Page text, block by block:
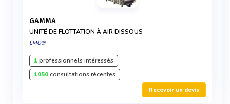
GAMMA
UNITÉ DE FLOTTATION À AIR DISSOUS
EMO®
1professionnels intéressés
1050consultations récentes
Recevoir un devis